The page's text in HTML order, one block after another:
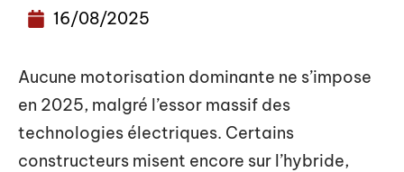
16/08/2025
Aucune motorisation dominante ne s’impose
en 2025, malgré l’essor massif des
technologies électriques. Certains
constructeurs misent encore sur l’hybride,